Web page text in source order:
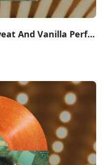
The Life of a Showgirl (Sweat And Vanilla Perfume CD With Poster)